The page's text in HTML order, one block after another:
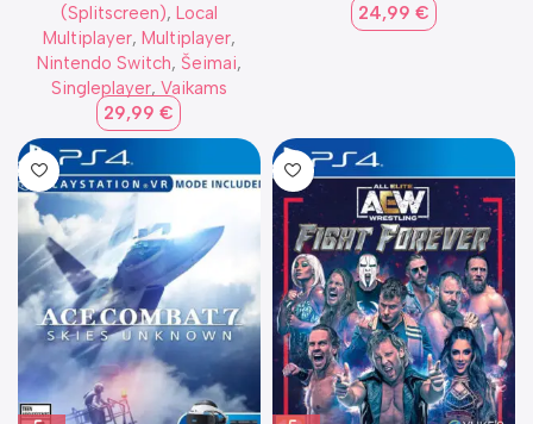
(Splitscreen), Local
Multiplayer, Multiplayer,
Nintendo Switch, Šeimai,
Singleplayer, Vaikams
29,99€
24,99 €